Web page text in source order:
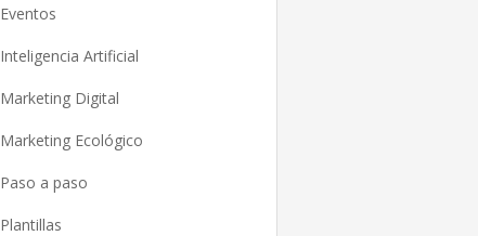
Eventos
Inteligencia Artificial
Marketing Digital
Marketing Ecológico
Paso a paso
Plantillas